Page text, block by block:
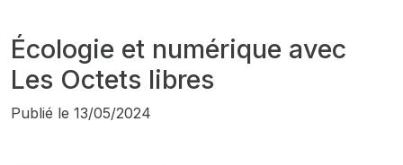
Écologie et numérique avec
Les Octets libres
Publié le 13/05/2024